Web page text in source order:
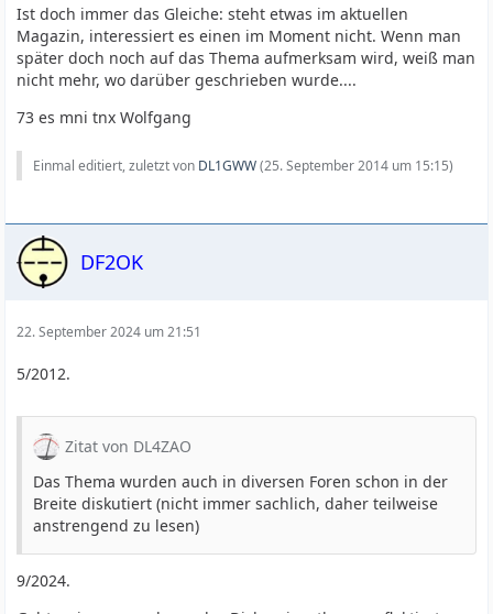
Ist doch immer das Gleiche: steht etwas im aktuellen
Magazin, interessiert es einen im Moment nicht. Wenn man
später doch noch auf das Thema aufmerksam wird, weiß man
nicht mehr, wo darüber geschrieben wurde....
73 es mni tnx Wolfgang
Einmal editiert, zuletzt von DL1GWW(25. September 2014 um 15:15)
DF2OK
22. September 2024 um 21:51
5/2012.
Zitat von DL4ZAO
Das Thema wurden auch in diversen Foren schon in der
Breite diskutiert (nicht immer sachlich, daher teilweise
anstrengend zu lesen)
9/2024.